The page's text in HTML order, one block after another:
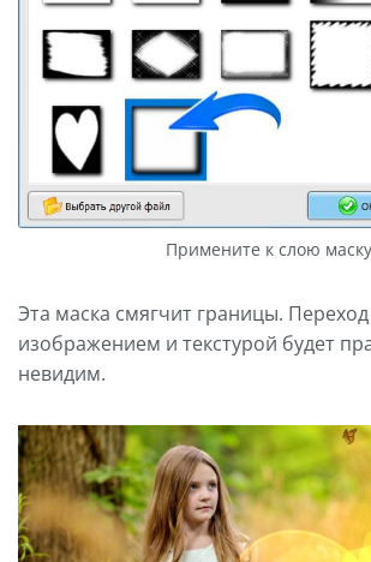
Примените к слою маску
Эта маска смягчит границы.
изображением и текстурой будет
невидим.